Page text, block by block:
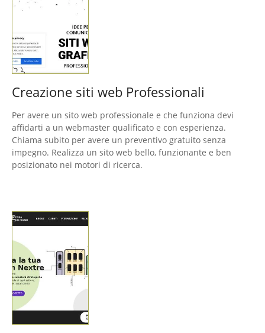
Creazione siti web Professionali
Per avere un sito web professionale e che funziona devi
affidarti a un webmaster qualificato e con esperienza.
Chiama subito per avere un preventivo gratuito senza
impegno. Realizza un sito web bello, funzionante e ben
posizionato nei motori di ricerca.